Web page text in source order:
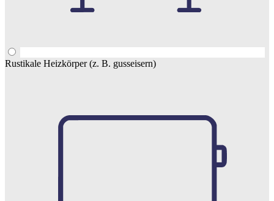
Rustikale Heizkörper (z. B. gusseisern)